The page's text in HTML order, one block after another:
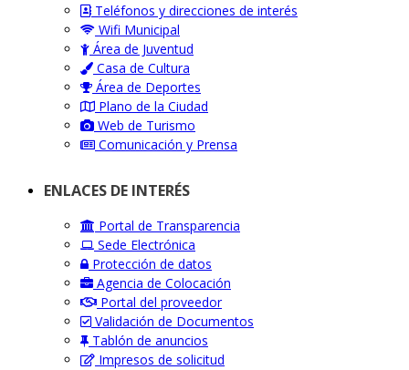
Teléfonos y direcciones de interés
Wifi Municipal
Área de Juventud
Casa de Cultura
Área de Deportes
Plano de la Ciudad
Web de Turismo
Comunicación y Prensa
ENLACES DE INTERÉS
Portal de Transparencia
Sede Electrónica
Protección de datos
Agencia de Colocación
Portal del proveedor
Validación de Documentos
Tablón de anuncios
Impresos de solicitud